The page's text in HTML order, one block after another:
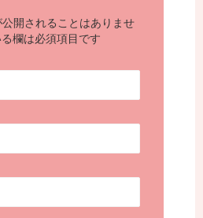
開されることはありませ
欄は必須項目です